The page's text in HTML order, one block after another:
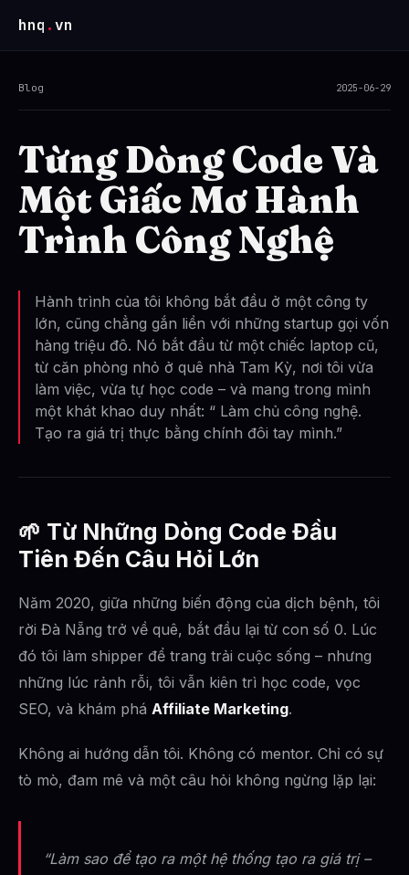
hnq .vn
Blog 2025-06-29
Từng Dòng Code Và
Một Giấc Mơ Hành
Trình Công Nghệ
Hành trình của tôi không bắt đầu ở một công ty
lớn, cũng chẳng gắn liền với những startup gọi vốn
hàng triệu đô. Nó bắt đầu từ một chiếc laptop cũ,
từ căn phòng nhỏ ở quê nhà Tam Kỳ, nơi tôi vừa
làm việc, vừa tự học code – và mang trong mình
một khát khao duy nhất: “ Làm chủ công nghệ.
Tạo ra giá trị thực bằng chính đôi tay mình.”
🌱 Từ Những Dòng Code Đầu
Tiên Đến Câu Hỏi Lớn
Năm 2020, giữa những biến động của dịch bệnh, tôi
rời Đà Nẵng trở về quê, bắt đầu lại từ con số 0. Lúc
đó tôi làm shipper để trang trải cuộc sống – nhưng
những lúc rảnh rỗi, tôi vẫn kiên trì học code, vọc
SEO, và khám phá Affiliate Marketing.
Không ai hướng dẫn tôi. Không có mentor. Chỉ có sự
tò mò, đam mê và một câu hỏi không ngừng lặp lại:
“Làm sao để tạo ra một hệ thống tạo ra giá trị –